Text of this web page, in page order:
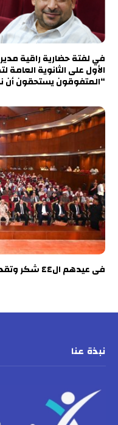
في لفتة حضارية راقية
الأول على الثانوية
“المتفوقون يستحقون
فى عيدهم ال٤٤ شكر وتقدير من العاملين بإذاعة وسط الدلتا
نبذة عنا